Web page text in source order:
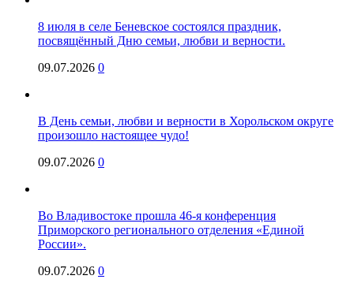
8 июля в селе Беневское состоялся праздник,
посвящённый Дню семьи, любви и верности.
09.07.2026 0
В День семьи, любви и верности в Хорольском округе
произошло настоящее чудо!
09.07.2026 0
Во Владивостоке прошла 46-я конференция
Приморского регионального отделения «Единой
России».
09.07.2026 0